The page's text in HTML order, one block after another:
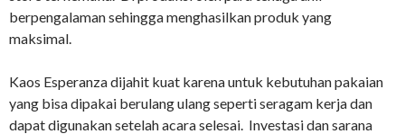
berpengalaman sehingga menghasilkan produk yang
maksimal.
Kaos Esperanza dijahit kuat karena untuk kebutuhan pakaian
yang bisa dipakai berulang ulang seperti seragam kerja dan
dapat digunakan setelah acara selesai. Investasi dan sarana